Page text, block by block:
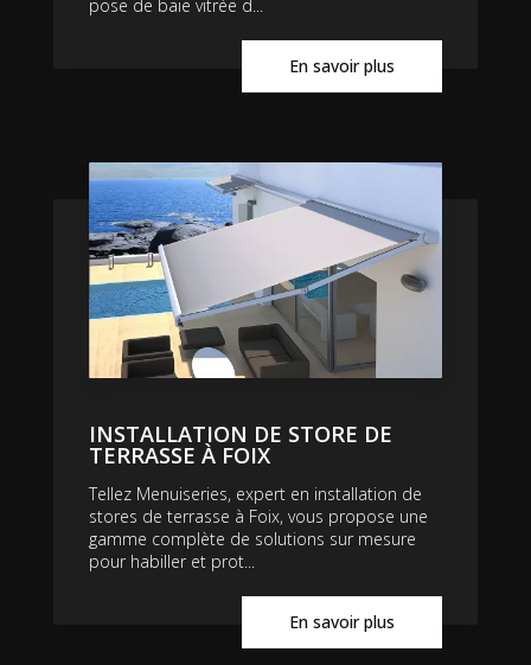
pose de baie vitrée d...
En savoir plus
INSTALLATION DE STORE DE
TERRASSE À FOIX
Tellez Menuiseries, expert en installation de
stores de terrasse à Foix, vous propose une
gamme complète de solutions sur mesure
pour habiller et prot...
En savoir plus